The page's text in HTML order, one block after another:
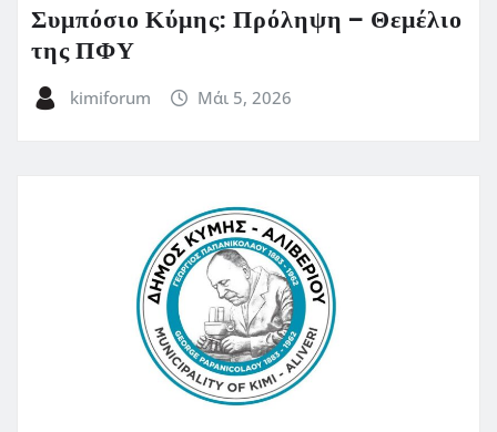
Συμπόσιο Κύμης: Πρόληψη – Θεμέλιο
της ΠΦΥ
kimiforum Μάι 5, 2026